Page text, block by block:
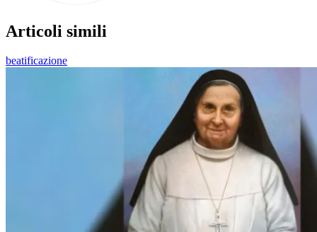
Articoli simili
beatificazione